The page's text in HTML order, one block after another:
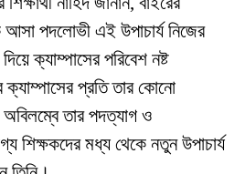
আসা পদলোভী এই উপাচার্য নিজের
ক্যাম্পাসের পরিবেশ নষ্ট
প্রতি তার কোনো
তার পদত্যাগ ও
শিক্ষকদের মধ্য থেকে নতুন উপাচার্য